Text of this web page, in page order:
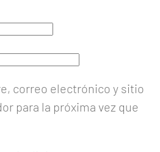
correo electrónico y sitio
para la próxima vez que